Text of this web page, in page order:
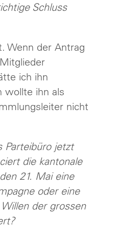
Schluss
Wenn der Antrag
ich ihn
wollte ihn als
nicht
Parteibüro jetzt
die kantonale
21. Mai eine
oder eine
der grossen